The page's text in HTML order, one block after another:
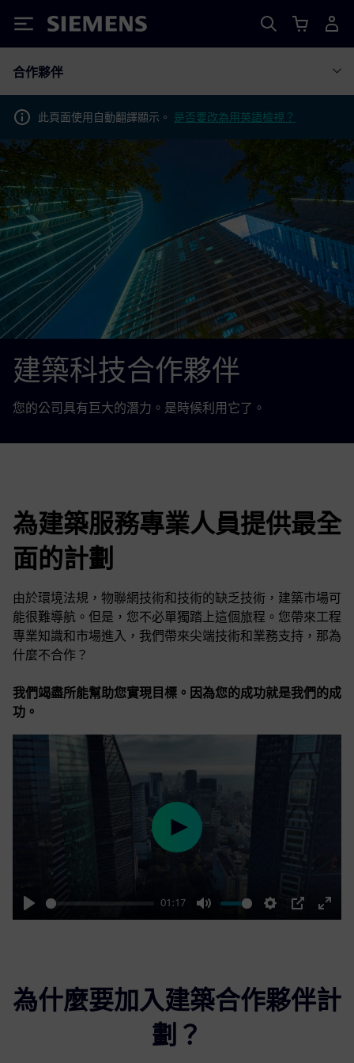
Siemens
合作夥伴
此頁面使用自動翻譯顯示。 是否要改為用英語檢視？
建築科技合作夥伴
您的公司具有巨大的潛力。是時候利用它了。
為建築服務專業人員提供最全
面的計劃
由於環境法規，物聯網技術和技術的缺乏技術，建築市場可
能很難導航。但是，您不必單獨踏上這個旅程。您帶來工程
專業知識和市場進入，我們帶來尖端技術和業務支持，那為
什麼不合作？
我們竭盡所能幫助您實現目標。因為您的成功就是我們的成
功。
Play
01:17
Mute Settings
PIP
Enter
Play
為什麼要加入建築合作夥伴計
劃？